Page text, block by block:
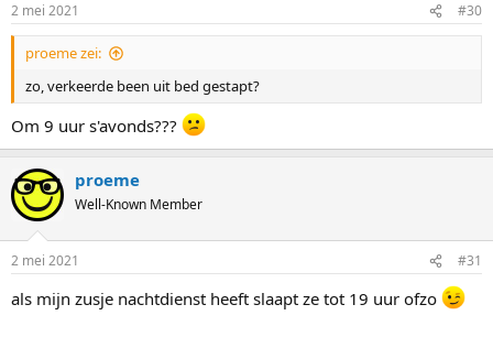
s
:
2 mei 2021 #30
proeme zei:
zo, verkeerde been uit bed gestapt?
Om 9 uur s'avonds???
proeme
Well-Known Member
2 mei 2021 #31
als mijn zusje nachtdienst heeft slaapt ze tot 19 uur ofzo